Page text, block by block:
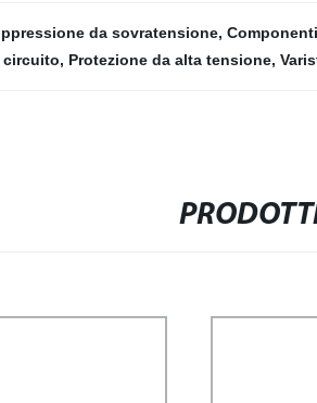
da sovratensione,
circuito, Protezione da alta tensione,